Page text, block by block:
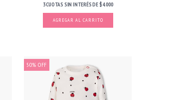
3 CUOTAS SIN INTERÉSDE$4.000
AGREGAR AL CARRITO
50%OFF